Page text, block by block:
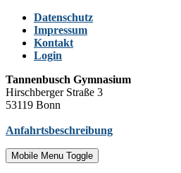
Datenschutz
Impressum
Kontakt
Login
Tannenbusch Gymnasium
Hirschberger Straße 3
53119 Bonn
Anfahrtsbeschreibung
Mobile Menu Toggle